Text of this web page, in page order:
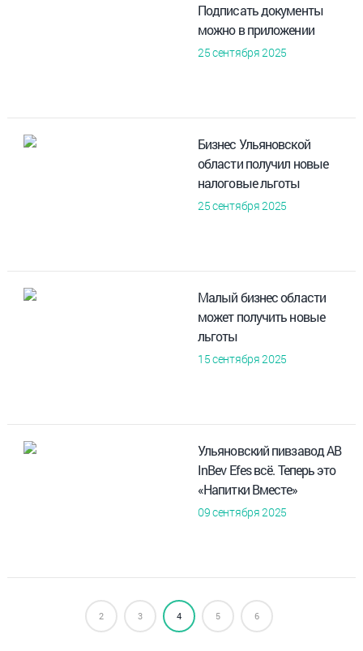
Подписать документы
можно в приложении
25 сентября 2025
Бизнес Ульяновской
области получил новые
налоговые льготы
25 сентября 2025
Малый бизнес области
может получить новые
льготы
15 сентября 2025
Ульяновский пивзавод AB
InBev Efes всё. Теперь это
«Напитки Вместе»
09 сентября 2025
2 3 4 5 6